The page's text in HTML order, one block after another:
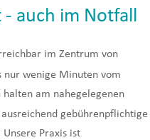
auch im Notfall
im Zentrum von
nur wenige Minuten vom
am nahegelegenen
gebührenpflichtige
Praxis ist